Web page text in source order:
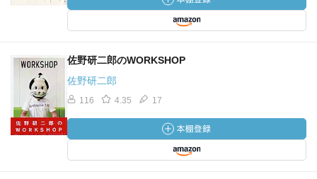
佐野研二郎のWORKSHOP
佐野研二郎
116 4.35 17